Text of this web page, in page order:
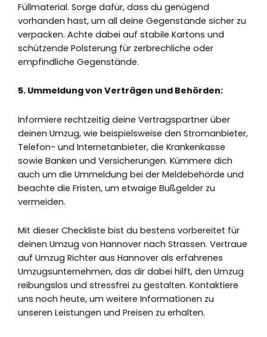
Füllmaterial. Sorge dafür, dass du genügend
vorhanden hast, um all deine Gegenstände sicher zu
verpacken. Achte dabei auf stabile Kartons und
schützende Polsterung für zerbrechliche oder
empfindliche Gegenstände.
5. Ummeldung von Verträgen und Behörden:
Informiere rechtzeitig deine Vertragspartner über
deinen Umzug, wie beispielsweise den Stromanbieter,
Telefon- und Internetanbieter, die Krankenkasse
sowie Banken und Versicherungen. Kümmere dich
auch um die Ummeldung bei der Meldebehörde und
beachte die Fristen, um etwaige Bußgelder zu
vermeiden.
Mit dieser Checkliste bist du bestens vorbereitet für
deinen Umzug von Hannover nach Strassen. Vertraue
auf Umzug Richter aus Hannover als erfahrenes
Umzugsunternehmen, das dir dabei hilft, den Umzug
reibungslos und stressfrei zu gestalten. Kontaktiere
uns noch heute, um weitere Informationen zu
unseren Leistungen und Preisen zu erhalten.